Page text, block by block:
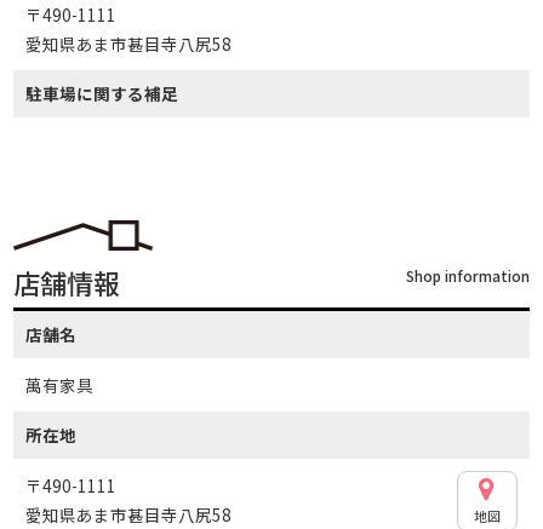
〒490-1111
愛知県あま市甚目寺八尻58
駐車場に関する補足
店舗情報 Shop information
店舗名
萬有家具
所在地
〒490-1111
愛知県あま市甚目寺八尻58
地図